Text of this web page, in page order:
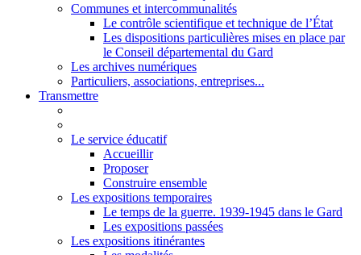
Communes et intercommunalités
Le contrôle scientifique et technique de l’État
Les dispositions particulières mises en place par
le Conseil départemental du Gard
Les archives numériques
Particuliers, associations, entreprises...
Transmettre
Le service éducatif
Accueillir
Proposer
Construire ensemble
Les expositions temporaires
Le temps de la guerre. 1939-1945 dans le Gard
Les expositions passées
Les expositions itinérantes